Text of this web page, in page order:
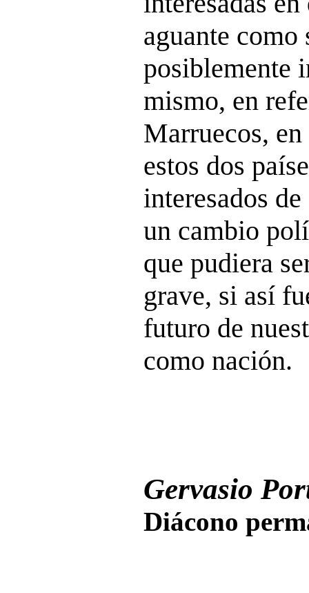
aguante como
posiblemente
mismo, en
Marruecos,
estos dos
interesados
un cambio
que pudiera
grave, si así
futuro de
como nación.
Gervasio
Diácono